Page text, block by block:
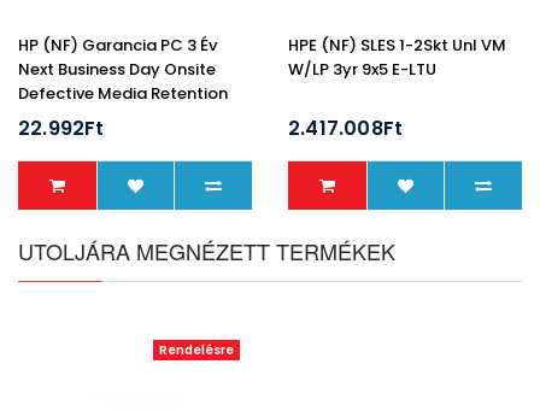
HP (NF) Garancia PC 3 Év
Next Business Day Onsite
Defective Media Retention
22.992Ft
HPE (NF) SLES 1-2Skt Unl VM
W/LP 3yr 9x5 E-LTU
2.417.008Ft
UTOLJÁRA MEGNÉZETT TERMÉKEK
Rendelésre